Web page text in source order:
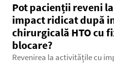
Pot pacienții reveni
impact ridicat după
chirurgicală HTO cu
blocare?
Revenirea la activitățile cu